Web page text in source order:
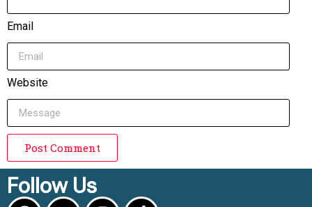
Email
Website
Post Comment
Follow Us